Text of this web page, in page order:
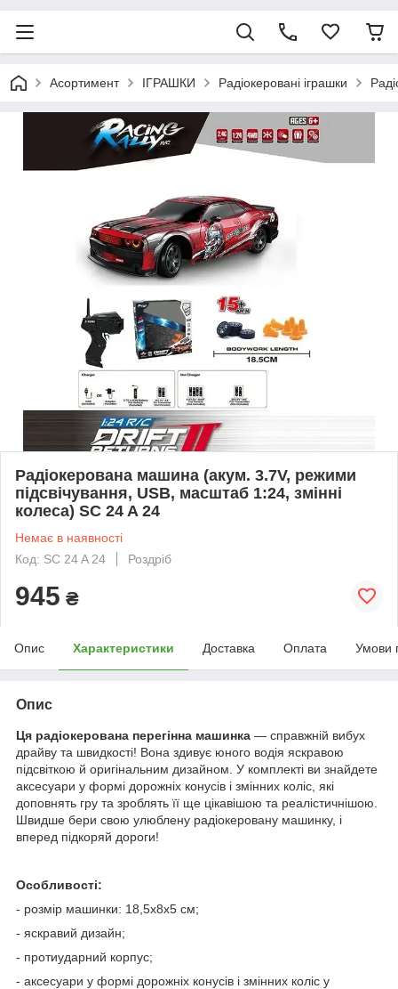
Асортимент ІГРАШКИ Радіокеровані іграшки
Радіокерована машина (акум. 3.7V, режими
підсвічування, USB, масштаб 1:24, змінні
колеса) SC 24 A 24
Немає в наявності
Код: SC 24 A 24
Роздріб
945 ₴
Опис Характеристики Доставка Оплата Умови
Опис
Ця радіокерована перегінна машинка — справжній вибух
драйву та швидкості! Вона здивує юного водія яскравою
підсвіткою й оригінальним дизайном. У комплекті ви знайдете
аксесуари у формі дорожніх конусів і змінних коліс, які
доповнять гру та зроблять її ще цікавішою та реалістичнішою.
Швидше бери свою улюблену радіокеровану машинку, і
вперед підкоряй дороги!
Особливості:
- розмір машинки: 18,5х8х5 см;
- яскравий дизайн;
- протиударний корпус;
- аксесуари у формі дорожніх конусів і змінних коліс у